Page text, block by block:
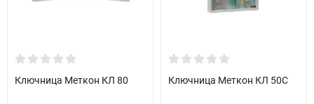
Ключница Меткон КЛ 80 Ключница Меткон КЛ 50С